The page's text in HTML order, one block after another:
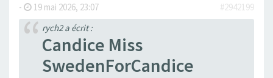
- 19 mai 2026, 23:07
#2942199
rych2 a écrit :
Candice Miss
SwedenForCandice